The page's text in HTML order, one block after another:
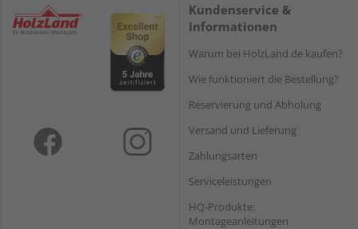
Kundenservice &
Informationen
Warum bei HolzLand.de kaufen?
Wie funktioniert die Bestellung?
Reservierung und Abholung
Versand und Lieferung
Zahlungsarten
Serviceleistungen
HQ-Produkte:
Montageanleitungen